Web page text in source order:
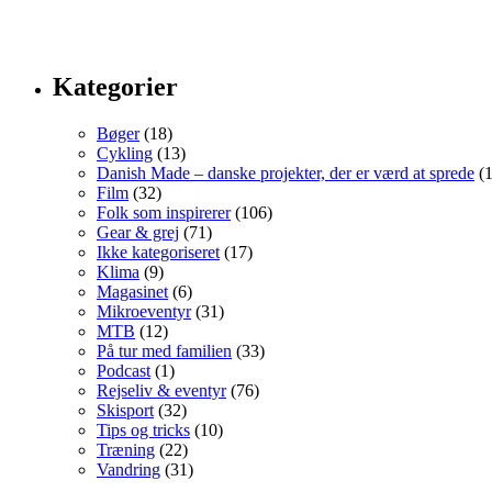
Kategorier
Bøger(18)
Cykling (13)
Danish Made – danske projekter, der er værd at sprede
Film (32)
Folk som inspirerer(106)
Gear & grej (71)
Ikke kategoriseret (17)
Klima (9)
Magasinet (6)
Mikroeventyr(31)
MTB (12)
På tur med familien (33)
Podcast (1)
Rejseliv & eventyr(76)
Skisport (32)
Tips og tricks (10)
Træning (22)
Vandring (31)